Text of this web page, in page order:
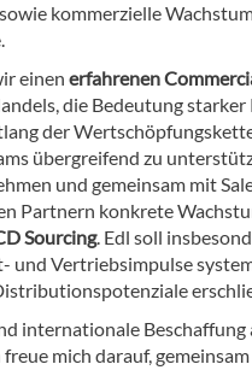
kommerzielle
einen erfahrenen
die Bedeutung
der
übergreifend zu
und gemeinsam mit
Partnern konkrete
Sourcing. Edl soll
Vertriebsimpulse
internationale Beschaffung
mich darauf, gemeinsam